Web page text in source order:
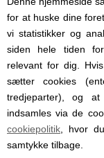
for at huske dine
vi statistikker og
siden hele tiden
relevant for dig.
sætter cookies
tredjeparter), og at
indsamles via de
cookiepolitik , hvor
samtykke tilbage.